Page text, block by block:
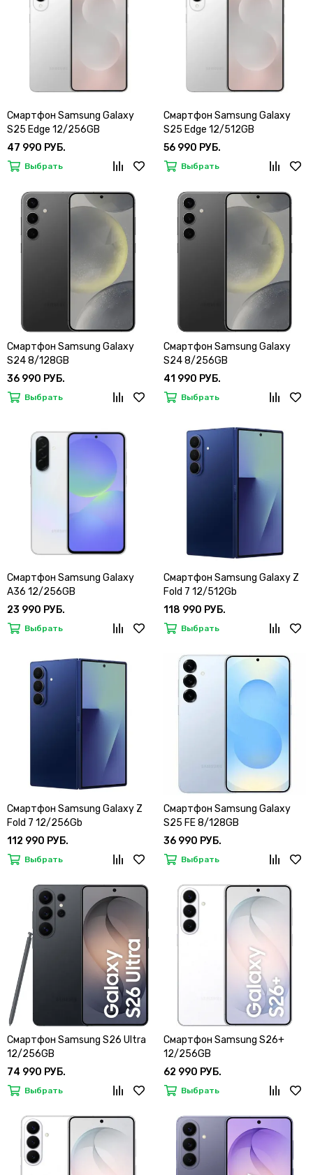
Смартфон Samsung Galaxy
S25 Edge 12/256GB
47 990 РУБ.
Выбрать
Смартфон Samsung Galaxy
S25 Edge 12/512GB
56 990 РУБ.
Выбрать
Смартфон Samsung Galaxy
S24 8/128GB
36 990 РУБ.
Выбрать
Смартфон Samsung Galaxy
S24 8/256GB
41 990 РУБ.
Выбрать
Смартфон Samsung Galaxy
A36 12/256GB
23 990 РУБ.
Выбрать
Смартфон Samsung Galaxy Z
Fold 7 12/512Gb
118 990 РУБ.
Выбрать
Смартфон Samsung Galaxy Z
Fold 7 12/256Gb
112 990 РУБ.
Выбрать
Смартфон Samsung Galaxy
S25 FE 8/128GB
36 990 РУБ.
Выбрать
Смартфон Samsung S26 Ultra
12/256GB
74 990 РУБ.
Выбрать
Смартфон Samsung S26+
12/256GB
62 990 РУБ.
Выбрать